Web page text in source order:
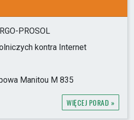
PROSOL
kontra Internet
Manitou M 835
WIĘCEJ PORAD »